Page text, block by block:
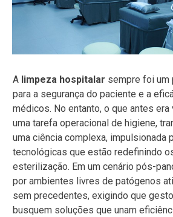
A limpeza hospitalar sempre foi um
para a segurança do paciente e a
médicos. No entanto, o que antes
uma tarefa operacional de higiene,
uma ciência complexa, impulsionada
tecnológicas que estão redefinindo
esterilização. Em um cenário pós-
por ambientes livres de patógenos
sem precedentes, exigindo que
busquem soluções que unam